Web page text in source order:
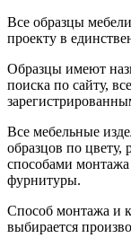
Все образцы
проекту в
Образцы имеют
поиска по сайту,
Все мебельные
образцов по цвету,
способами
фурнитуры.
Способ монтажа и
выбирается